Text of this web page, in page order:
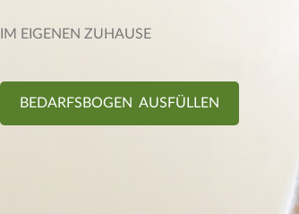
IM EIGENEN ZUHAUSE
BEDARFSBOGEN AUSFÜLLEN